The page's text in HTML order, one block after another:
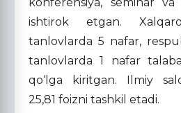
ishtirok etgan.
tanlovlarda 5 nafar,
tanlovlarda 1 nafar
qo‘lga kiritgan. Ilmiy
25,81 foizni tashkil etadi.